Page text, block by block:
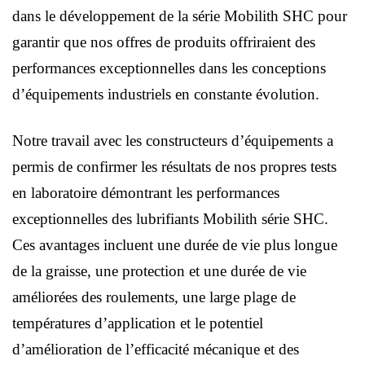
dans le développement de la série Mobilith SHC pour
garantir que nos offres de produits offriraient des
performances exceptionnelles dans les conceptions
d’équipements industriels en constante évolution.
Notre travail avec les constructeurs d’équipements a
permis de confirmer les résultats de nos propres tests
en laboratoire démontrant les performances
exceptionnelles des lubrifiants Mobilith série SHC.
Ces avantages incluent une durée de vie plus longue
de la graisse, une protection et une durée de vie
améliorées des roulements, une large plage de
températures d’application et le potentiel
d’amélioration de l’efficacité mécanique et des